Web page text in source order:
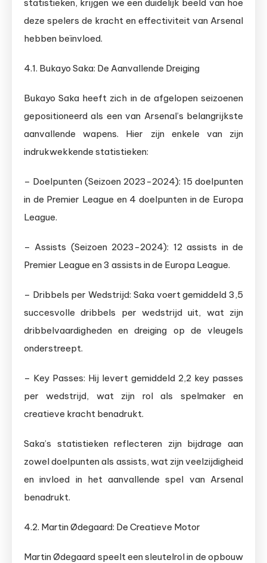
statistieken, krijgen we een duidelijk beeld van hoe
deze spelers de kracht en effectiviteit van Arsenal
hebben beïnvloed.
4.1. Bukayo Saka: De Aanvallende Dreiging
Bukayo Saka heeft zich in de afgelopen seizoenen
gepositioneerd als een van Arsenal’s belangrijkste
aanvallende wapens. Hier zijn enkele van zijn
indrukwekkende statistieken:
– Doelpunten (Seizoen 2023-2024): 15 doelpunten
in de Premier League en 4 doelpunten in de Europa
League.
– Assists (Seizoen 2023-2024): 12 assists in de
Premier League en 3 assists in de Europa League.
– Dribbels per Wedstrijd: Saka voert gemiddeld 3,5
succesvolle dribbels per wedstrijd uit, wat zijn
dribbelvaardigheden en dreiging op de vleugels
onderstreept.
– Key Passes: Hij levert gemiddeld 2,2 key passes
per wedstrijd, wat zijn rol als spelmaker en
creatieve kracht benadrukt.
Saka’s statistieken reflecteren zijn bijdrage aan
zowel doelpunten als assists, wat zijn veelzijdigheid
en invloed in het aanvallende spel van Arsenal
benadrukt.
4.2. Martin Ødegaard: De Creatieve Motor
Martin Ødegaard speelt een sleutelrol in de opbouw